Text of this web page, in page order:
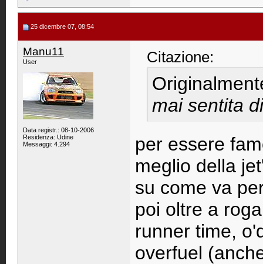
25 dicembre 07, 08:54
Manu11
User
Data registr.: 08-10-2006
Residenza: Udine
Messaggi: 4.294
Citazione:
mai sentita
per essere
meglio della
su come va
poi oltre a
runner time,
overfuel